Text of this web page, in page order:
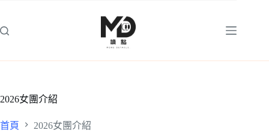
主
2026女團介紹
首頁 2026女團介紹